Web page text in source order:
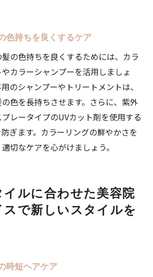
色持ちを良くするケア
の色持ちを良くするためには、カラ
カラーシャンプーを活用しましょ
のシャンプーやトリートメントは、
色を長持ちさせます。さらに、紫外
レータイプのUVカット剤を使用する
ぎます。カラーリングの鮮やかさを
切なケアを心がけましょう。
イルに合わせた美容院
で新しいスタイルを
時短ヘアケア